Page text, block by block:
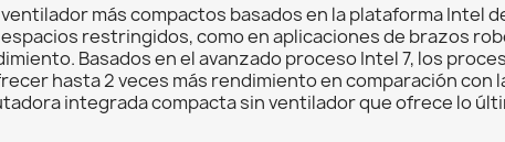
más compactos basados en la plataforma Intel de
restringidos, como en aplicaciones de brazos
Basados en el avanzado proceso Intel 7, los
hasta 2 veces más rendimiento en comparación con
integrada compacta sin ventilador que ofrece lo